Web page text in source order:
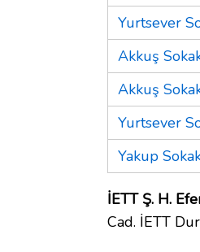
Yurtsever
Akkuş
Akkuş
Yurtsever
Yakup
İETT Ş. H.
Cad. İETT